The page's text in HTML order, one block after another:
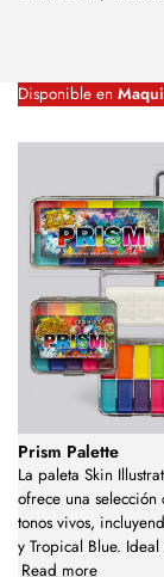
Disponible en
Prism Palette
La paleta Skin
ofrece una
tonos vivos,
y Tropical Blue.
Read more